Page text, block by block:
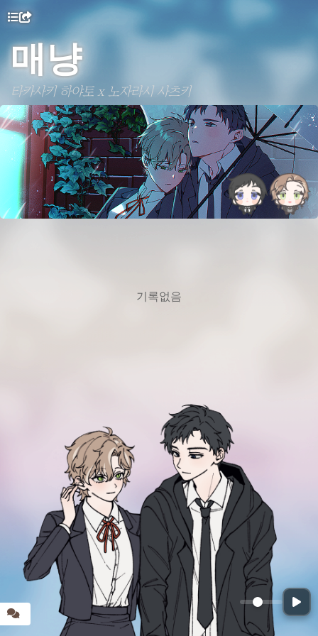
매냥
타카사키 하야토 x 노자라시 사츠키
기록없음